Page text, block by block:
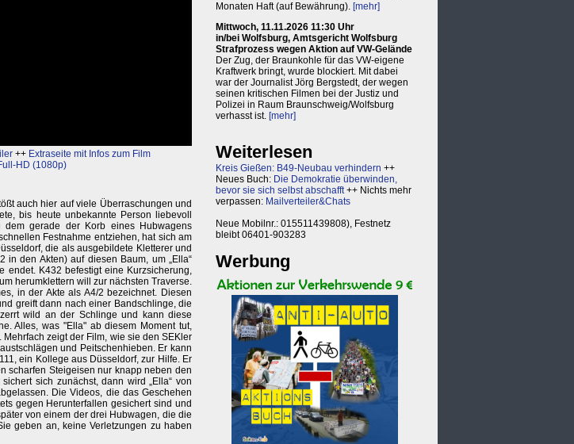
++ Extraseite mit Infos zum Film
HD (1080p)
auch hier auf viele Überraschungen und
bis heute unbekannte Person liebevoll
gerade der Korb eines Hubwagens
Festnahme entziehen, hat sich am
die als ausgebildete Kletterer und
den Akten) auf diesen Baum, um „Ella“
endet. K432 befestigt eine Kurzsicherung,
herumklettern will zur nächsten Traverse.
in der Akte als A4/2 bezeichnet. Diesen
greift dann nach einer Bandschlinge, die
wild an der Schlinge und kann diese
Alles, was "Ella" ab diesem Moment tut,
zeigt der Film, wie sie den SEKler
und Peitschenhieben. Er kann
ein Kollege aus Düsseldorf, zur Hilfe. Er
scharfen Steigeisen nur knapp neben den
sich zunächst, dann wird „Ella“ von
Die Videos, die das Geschehen
gegen Herunterfallen gesichert sind und
von einem der drei Hubwagen, die die
geben an, keine Verletzungen zu haben
Monaten Haft (auf Bewährung). [mehr]
Mittwoch, 11.11.2026 11:30 Uhr
in/bei Wolfsburg, Amtsgericht Wolfsburg
Strafprozess wegen Aktion auf VW-Gelände
Der Zug, der Braunkohle für das VW-eigene
Kraftwerk bringt, wurde blockiert. Mit dabei
war der Journalist Jörg Bergstedt, der wegen
seinen kritischen Filmen bei der Justiz und
Polizei in Raum Braunschweig/Wolfsburg
verhasst ist. [mehr]
Weiterlesen
Kreis Gießen: B49-Neubau verhindern ++
Neues Buch: Die Demokratie überwinden,
bevor sie sich selbst abschafft++ Nichts mehr
verpassen: Mailverteiler&Chats
Neue Mobilnr.: 015511439808), Festnetz
bleibt 06401-903283
Werbung